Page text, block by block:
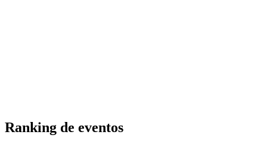
Ranking de eventos